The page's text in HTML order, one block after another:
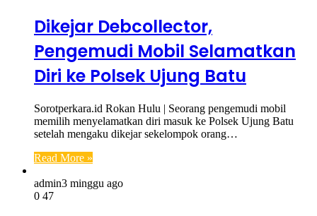
Dikejar Debcollector,
Pengemudi Mobil Selamatkan
Diri ke Polsek Ujung Batu
Sorotperkara.id Rokan Hulu | Seorang pengemudi mobil
memilih menyelamatkan diri masuk ke Polsek Ujung Batu
setelah mengaku dikejar sekelompok orang…
Read More »
admin3 minggu ago
0 47